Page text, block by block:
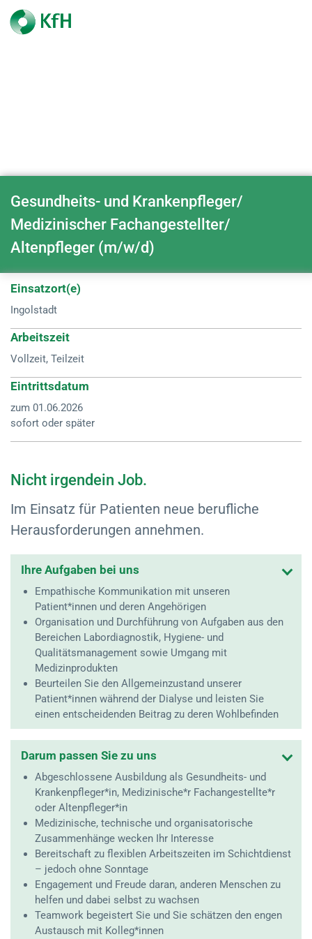
Gesundheits- und Krankenpfleger/
Medizinischer Fachangestellter/
Altenpfleger (m/w/d)
Einsatzort(e)
Ingolstadt
Arbeitszeit
Vollzeit, Teilzeit
Eintrittsdatum
zum 01.06.2026
sofort oder später
Nicht irgendein Job.
Im Einsatz für Patienten neue berufliche
Herausforderungen annehmen.
Ihre Aufgaben bei uns
Empathische Kommunikation mit unseren
Patient*innen und deren Angehörigen
Organisation und Durchführung von Aufgaben aus den
Bereichen Labordiagnostik, Hygiene- und
Qualitätsmanagement sowie Umgang mit
Medizinprodukten
Beurteilen Sie den Allgemeinzustand unserer
Patient*innen während der Dialyse und leisten Sie
einen entscheidenden Beitrag zu deren Wohlbefinden
Darum passen Sie zu uns
Abgeschlossene Ausbildung als Gesundheits- und
Krankenpfleger*in, Medizinische*r Fachangestellte*r
oder Altenpfleger*in
Medizinische, technische und organisatorische
Zusammenhänge wecken Ihr Interesse
Bereitschaft zu flexiblen Arbeitszeiten im Schichtdienst
– jedoch ohne Sonntage
Engagement und Freude daran, anderen Menschen zu
helfen und dabei selbst zu wachsen
Teamwork begeistert Sie und Sie schätzen den engen
Austausch mit Kolleg*innen